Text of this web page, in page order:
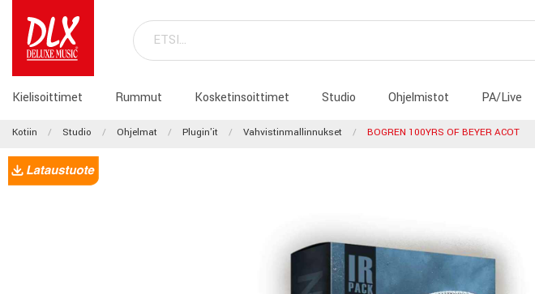
Kielisoittimet Rummut Kosketinsoittimet Studio Ohjelmistot PA/Live
Kotiin Studio Ohjelmat Plugin'it Vahvistinmallinnukset BOGREN 100YRS OF BEYER ACOT